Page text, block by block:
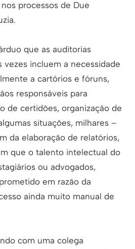
processos de Due
que as auditorias
vezes incluem a necessidade
a cartórios e fóruns,
responsáveis para
de certidões, organização de
situações, milhares –
da elaboração de relatórios,
que o talento intelectual do
ou advogados,
em razão da
ainda muito manual de
com uma colega